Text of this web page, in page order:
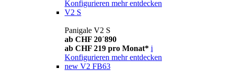
Konfigurieren mehr entdecken
V2 S
Panigale V2 S
ab CHF 20´890
ab CHF 219 pro Monat* i
Konfigurieren mehr entdecken
new V2 FB63